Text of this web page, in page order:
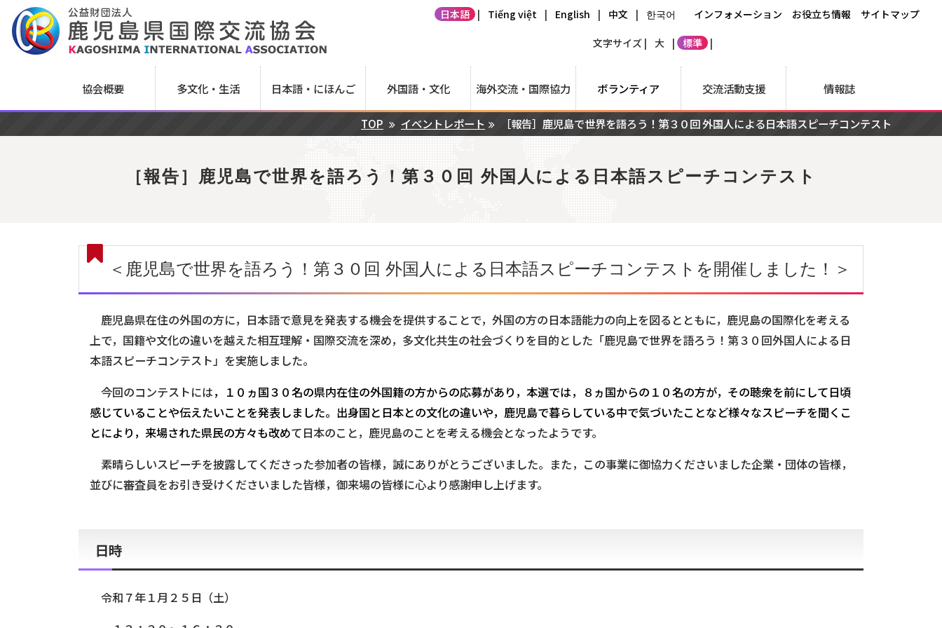
日本語 | Tiếng việt | English | 中文 | 한국어 インフォメーション お役立ち情報 サイトマップ
文字サイズ | 大 | 標準 |
協会概要 多文化・生活 日本語・にほんご 外国語・文化 海外交流・国際協力 ボランティア 交流活動支援 情報誌
TOP イベントレポート ［報告］鹿児島で世界を語ろう！第３０回 外国人による日本語スピーチコンテスト
［報告］鹿児島で世界を語ろう！第３０回 外国人による日本語スピーチコンテスト
＜鹿児島で世界を語ろう！第３０回 外国人による日本語スピーチコンテストを開催しました！＞
鹿児島県在住の外国の方に，日本語で意見を発表する機会を提供することで，外国の方の日本語能力の向上を図るとともに，鹿児島の国際化を考える
上で，国籍や文化の違いを越えた相互理解・国際交流を深め，多文化共生の社会づくりを目的とした「鹿児島で世界を語ろう！第３０回外国人による日
本語スピーチコンテスト」を実施しました。
今回のコンテストには，１０ヵ国３０名の県内在住の外国籍の方からの応募があり，本選では，８ヵ国からの１０名の方が，その聴衆を前にして日頃
感じていることや伝えたいことを発表しました。出身国と日本との文化の違いや，鹿児島で暮らしている中で気づいたことなど様々なスピーチを聞くこ
とにより，来場された県民の方々も改めて日本のこと，鹿児島のことを考える機会となったようです。
素晴らしいスピーチを披露してくださった参加者の皆様，誠にありがとうございました。また，この事業に御協力くださいました企業・団体の皆様，
並びに審査員をお引き受けくださいました皆様，御来場の皆様に心より感謝申し上げます。
日時
令和７年１月２５日（土）